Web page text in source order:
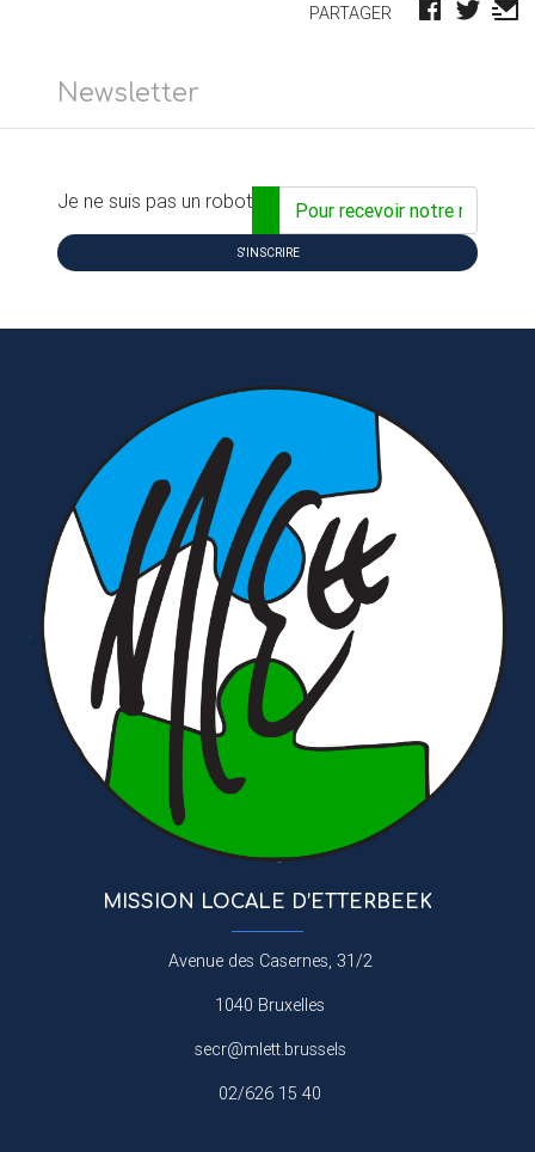
PARTAGER
Newsletter
Adresse email...
Je ne suis pas un robot
S'INSCRIRE
MISSION LOCALE D’ETTERBEEK
Avenue des Casernes, 31/2
1040 Bruxelles
secr@mlett.brussels
02/626 15 40